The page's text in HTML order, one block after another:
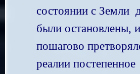
состоянии с Земли
были остановлены, и
пошагово
реалии постепенное